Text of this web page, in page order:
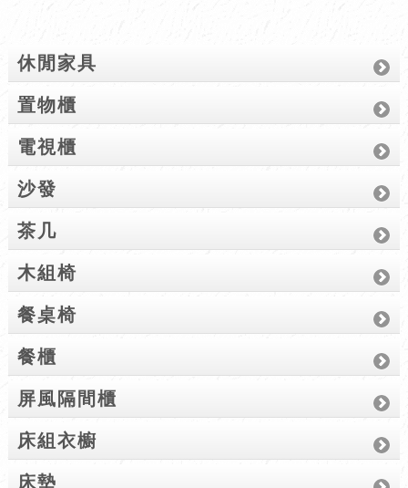
休閒家具
置物櫃
電視櫃
沙發
茶几
木組椅
餐桌椅
餐櫃
屏風隔間櫃
床組衣櫥
床墊